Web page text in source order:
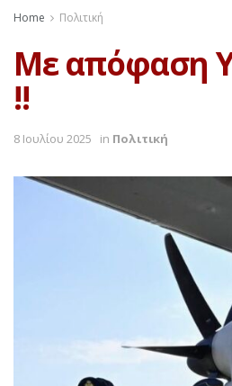
Home Πολιτική
Με απόφαση
!!
8 Ιουλίου 2025 in Πολιτική